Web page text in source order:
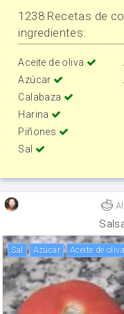
1238 Recetas de
ingredientes:
Aceite de oliva
Azúcar
Calabaza
Harina
Piñones
Sal
sal Azúcar aceite de oliva